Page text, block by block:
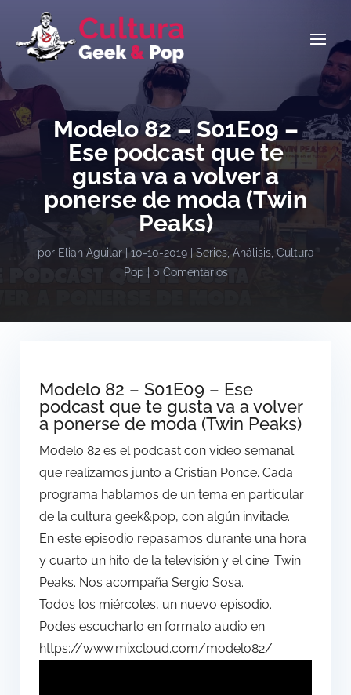
Modelo 82 – S01E09 –
Ese podcast que te
gusta va a volver a
ponerse de moda (Twin
Peaks)
por Elian Aguilar| 10-10-2019| Series, Análisis, Cultura
Pop
0 Comentarios
Modelo 82 – S01E09 – Ese
podcast que te gusta va a volver
a ponerse de moda (Twin Peaks)
Modelo 82 es el podcast con video semanal
que realizamos junto a Cristian Ponce. Cada
programa hablamos de un tema en particular
de la cultura geek&pop, con algún invitade.
En este episodio repasamos durante una hora
y cuarto un hito de la televisión y el cine: Twin
Peaks. Nos acompaña Sergio Sosa.
Todos los miércoles, un nuevo episodio.
Podes escucharlo en formato audio en
https://www.mixcloud.com/modelo82/